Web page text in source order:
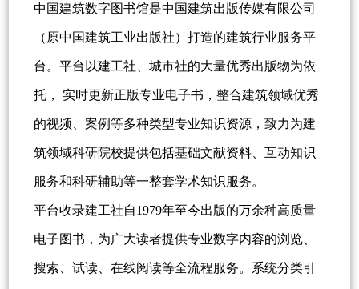
中国建筑数字图书馆是中国建筑出版传媒有限公司
（原中国建筑工业出版社）打造的建筑行业服务平
台。平台以建工社、城市社的大量优秀出版物为依
托， 实时更新正版专业电子书，整合建筑领域优秀
的视频、案例等多种类型专业知识资源，致力为建
筑领域科研院校提供包括基础文献资料、互动知识
服务和科研辅助等一整套学术知识服务。
平台收录建工社自1979年至今出版的万余种高质量
电子图书，为广大读者提供专业数字内容的浏览、
搜索、试读、在线阅读等全流程服务。系统分类引